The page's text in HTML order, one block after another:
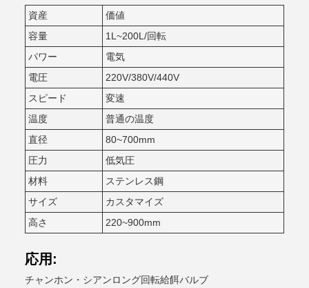
資産
価値
容量
1L~200L/回転
パワー
電気
電圧
220V/380V/440V
スピード
変速
温度
普通の温度
直径
80~700mm
圧力
低気圧
材料
ステンレス鋼
サイズ
カスタマイズ
高さ
220~900mm
応用:
チャンホン・シアンロング回転給餌バルブ